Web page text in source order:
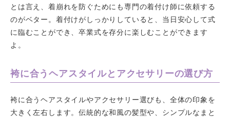
とは言え、着崩れを防ぐためにも専門の着付け師に依頼する
のがベター。着付けがしっかりしていると、当日安心して式
に臨むことができ、卒業式を存分に楽しむことができます
よ。
袴に合うヘアスタイルとアクセサリーの選び方
袴に合うヘアスタイルやアクセサリー選びも、全体の印象を
大きく左右します。伝統的な和風の髪型や、シンプルなまと